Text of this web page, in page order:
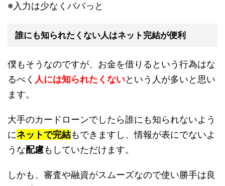
※入力は少なくパパっと
誰にも知られたくない人はネット完結が便利
僕もそうなのですが、お金を借りるという行為はな
るべく 人には知られたくないという人が多いと思い
ます。
大手のカードローンでしたら誰にも知られないよう
にネットで完結もできますし、情報が表にでないよ
うな配慮もしていただけます。
しかも、審査や融資がスムーズなので使い勝手は良